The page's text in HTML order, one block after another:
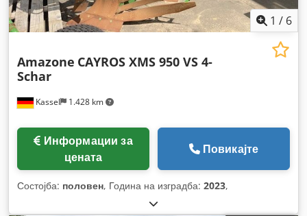
1 / 6
Kassel 1.428 km
Amazone CAYROS XMS 950 VS 4-
Schar
цената
Повикајте
Состојба: половен, Година на изградба: 2023,